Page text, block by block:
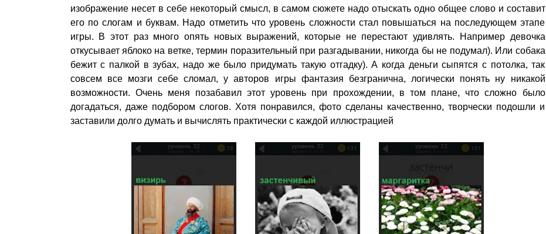
изображение несет в себе некоторый смысл, в самом сюжете надо отыскать одно общее слово и составит
его по слогам и буквам. Надо отметить что уровень сложности стал повышаться на последующем этапе
игры. В этот раз много опять новых выражений, которые не перестают удивлять. Например девочка
откусывает яблоко на ветке, термин поразительный при разгадывании, никогда бы не подумал). Или собака
бежит с палкой в зубах, надо же было придумать такую отгадку). А когда деньги сыпятся с потолка, так
совсем все мозги себе сломал, у авторов игры фантазия безгранична, логически понять ну никакой
возможности. Очень меня позабавил этот уровень при прохождении, в том плане, что сложно было
догадаться, даже подбором слогов. Хотя понравился, фото сделаны качественно, творчески подошли и
заставили долго думать и вычислять практически с каждой иллюстрацией